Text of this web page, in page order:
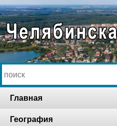
Главная
География